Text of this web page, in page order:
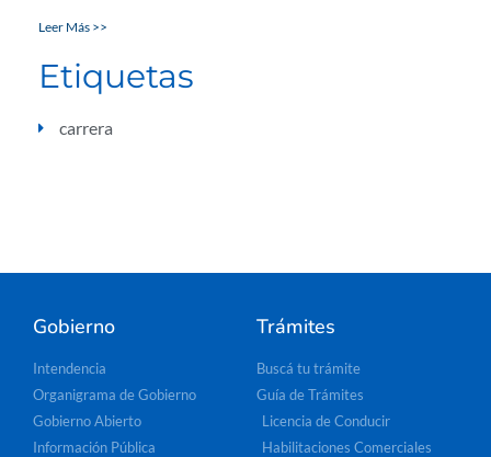
Leer Más >>
Etiquetas
carrera
Gobierno
Intendencia
Organigrama de Gobierno
Gobierno Abierto
Información Pública
Trámites
Buscá tu trámite
Guía de Trámites
Licencia de Conducir
Habilitaciones Comerciales